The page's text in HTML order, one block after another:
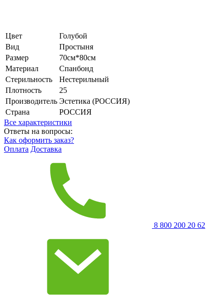
Цвет
Голубой
Вид
Простыня
Размер
70см*80см
Материал
Спанбонд
Стерильность
Нестерильный
Плотность
25
Производитель Эстетика (РОССИЯ)
Страна
РОССИЯ
Все характеристики
Ответы на вопросы:
Как оформить заказ?
Оплата Доставка
8 800 200 20 62